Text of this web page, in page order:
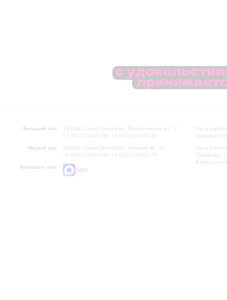
Большой зал:
191186, Санкт-Петербург, Михайловская ул., 2
+7 (812) 240-01-00, +7 (812) 240-01-80
Малый зал:
191011, Санкт-Петербург, Невский пр., 30
+7 (812) 240-01-00, +7 (812) 240-01-70
Напишите нам:
MAX
Часы
Перерыв с
Часы
Перерыв с
Вопросы